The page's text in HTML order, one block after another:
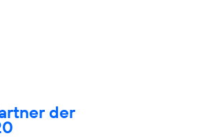
der